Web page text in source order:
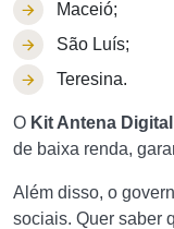
Maceió;
São Luís;
Teresina.
O Kit Antena Digital
de baixa renda,
Além disso, o
sociais. Quer saber